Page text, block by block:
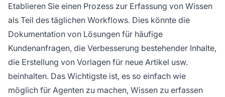
Etablieren Sie einen Prozess zur Erfassung von Wissen
als Teil des täglichen Workflows. Dies könnte die
Dokumentation von Lösungen für häufige
Kundenanfragen, die Verbesserung bestehender Inhalte,
die Erstellung von Vorlagen für neue Artikel usw.
beinhalten. Das Wichtigste ist, es so einfach wie
möglich für Agenten zu machen, Wissen zu erfassen